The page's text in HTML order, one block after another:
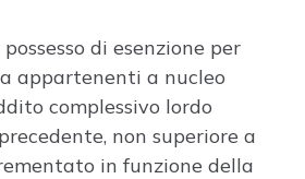
di esenzione per
appartenenti a nucleo
complessivo lordo
non superiore a
in funzione della